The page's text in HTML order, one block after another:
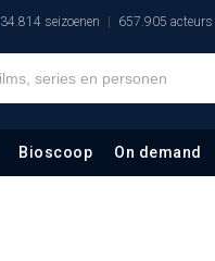
34.814 seizoenen 657.905 acteurs
Bioscoop On demand